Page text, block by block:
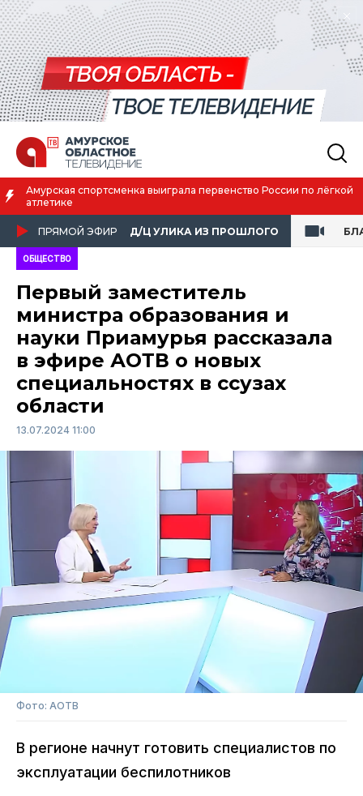
лёгкой
Благовещенск вошёл в число городов с наилучшим
ПРЯМОЙ ЭФИР Д/Ц УЛИКА ИЗ ПРОШЛОГО
ОБЩЕСТВО
Первый заместитель
министра образования и
науки Приамурья рассказала
в эфире АОТВ о новых
специальностях в ссузах
области
13.07.2024 11:00
Фото: АОТВ
В регионе начнут готовить специалистов по
эксплуатации беспилотников